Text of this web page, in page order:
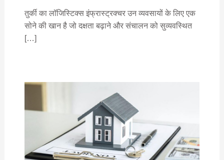
तुर्की का लॉजिस्टिक्स इंफ्रास्ट्रक्चर उन व्यवसायों के लिए एक
सोने की खान है जो दक्षता बढ़ाने और संचालन को सुव्यवस्थित
[…]